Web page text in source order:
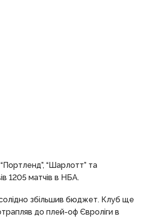
“Шарлотт” та
1205 матчів в НБА.
збільшив бюджет. Клуб ще
до плей-оф Євроліги в